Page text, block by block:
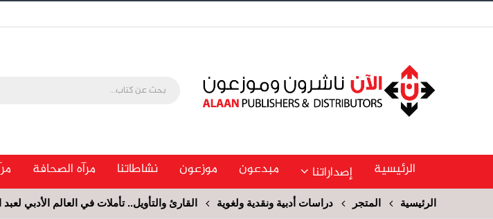
الرئيسية إصداراتنا مبدعون موزعون نشاطاتنا مرآه الصحافة
الرئيسية المتجر دراسات أدبية ونقدية ولغوية القارئ والتأويل.. تأملات في العالم الأدبي لعبد